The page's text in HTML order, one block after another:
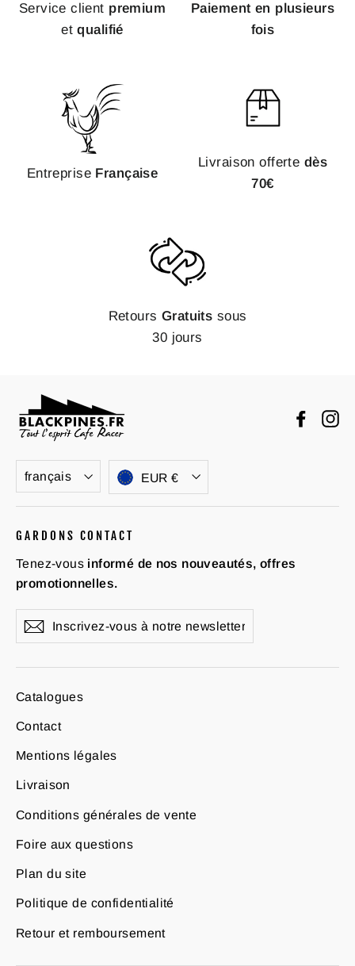
Service client premium
etqualifié
Paiement en plusieurs
fois
Entreprise Française
Livraison offerte dès
70€
Retours Gratuits sous
30 jours
Langue
français Devise
EUR €
GARDONS CONTACT
Tenez-vousinformé de nos nouveautés, offres
promotionnelles.
Inscrivez-
vous
notre
S'inscrire
Catalogues
Contact
Mentions légales
Livraison
Conditions générales de vente
Foire aux questions
Plan du site
Politique de confidentialité
Retour et remboursement